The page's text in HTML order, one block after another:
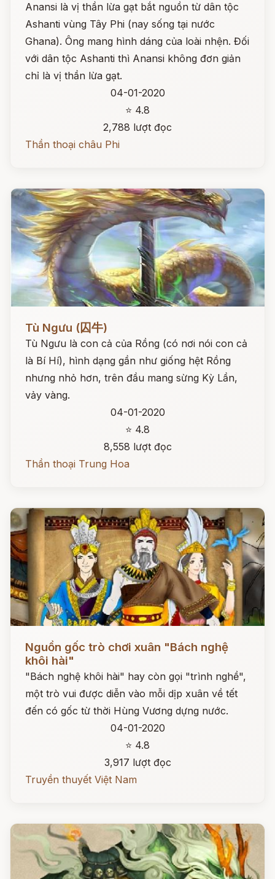
Anansi là vị thần lừa gạt bắt nguồn từ dân tộc
Ashanti vùng Tây Phi (nay sống tại nước
Ghana). Ông mang hình dáng của loài nhện. Đối
với dân tộc Ashanti thì Anansi không đơn giản
chỉ là vị thần lừa gạt.
04-01-2020
⭐ 4.8
2,788 lượt đọc
Thần thoại châu Phi
Tù Ngưu (囚牛)
Tù Ngưu là con cả của Rồng (có nơi nói con cả
là Bí Hí), hình dạng gần như giống hệt Rồng
nhưng nhỏ hơn, trên đầu mang sừng Kỳ Lần,
vảy vàng.
04-01-2020
⭐ 4.8
8,558 lượt đọc
Thần thoại Trung Hoa
Đọc ngay
Nguồn gốc trò chơi xuân "Bách nghệ
khôi hài"
"Bách nghệ khôi hài" hay còn gọi "trình nghề",
một trò vui được diễn vào mỗi dịp xuân về tết
đến có gốc từ thời Hùng Vương dựng nước.
04-01-2020
⭐ 4.8
3,917 lượt đọc
Truyền thuyết Việt Nam